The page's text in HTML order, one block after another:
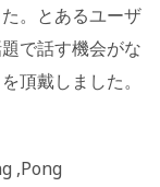
。とあるユーザ
で話す機会がな
頂戴しました。
,Pong